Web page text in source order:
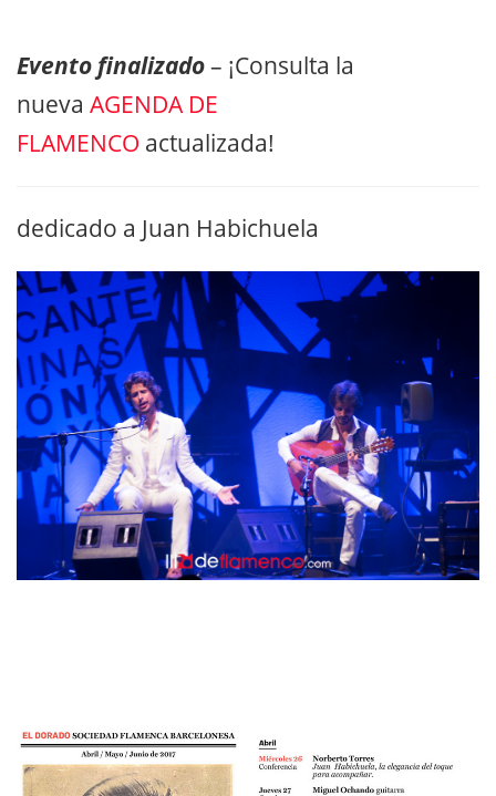
Evento finalizado– ¡Consulta la
nueva AGENDA DE
FLAMENCO actualizada!
dedicado a Juan Habichuela